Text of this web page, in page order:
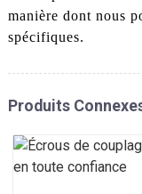
manière dont nous
spécifiques.
Produits